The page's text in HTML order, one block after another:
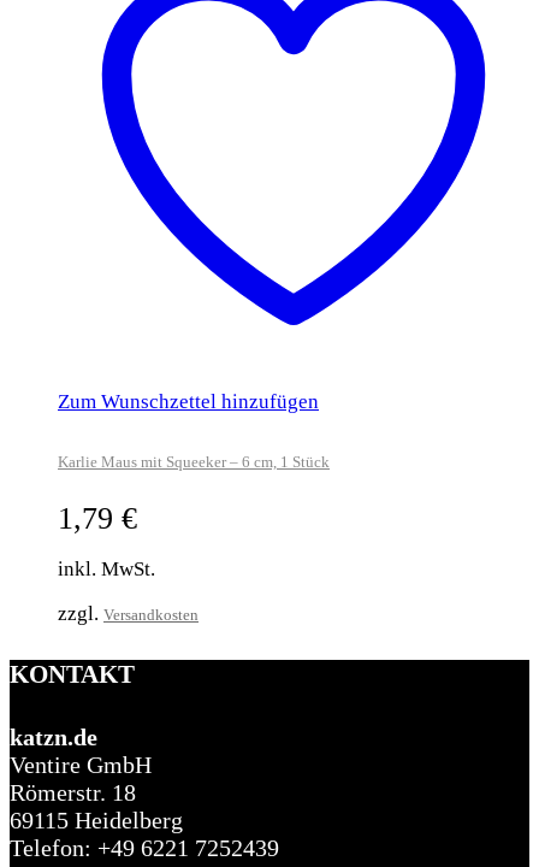
Zum Wunschzettel hinzufügen
Karlie Maus mit Squeeker – 6 cm, 1 Stück
1,79 €
inkl. MwSt.
zzgl. Versandkosten
KONTAKT
katzn.de
Ventire GmbH
Römerstr. 18
69115 Heidelberg
Telefon: +49 6221 7252439